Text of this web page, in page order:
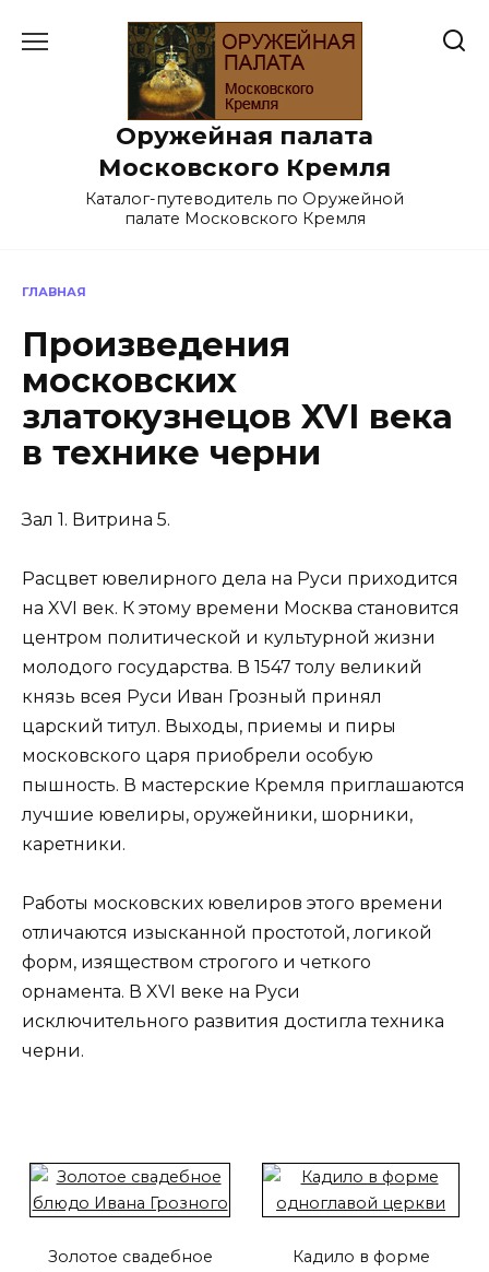
Оружейная палата
Московского Кремля
Каталог-путеводитель по Оружейной
палате Московского Кремля
ГЛАВНАЯ
Произведения
московских
златокузнецов XVI века
в технике черни
Зал 1. Витрина 5.
Расцвет ювелирного дела на Руси приходится
на XVI век. К этому времени Москва становится
центром политической и культурной жизни
молодого государства. В 1547 толу великий
князь всея Руси Иван Грозный принял
царский титул. Выходы, приемы и пиры
московского царя приобрели особую
пышность. В мастерские Кремля приглашаются
лучшие ювелиры, оружейники, шорники,
каретники.
Работы московских ювелиров этого времени
отличаются изысканной простотой, логикой
форм, изяществом строгого и четкого
орнамента. В XVI веке на Руси
исключительного развития достигла техника
черни.
Золотое свадебное
Кадило в форме